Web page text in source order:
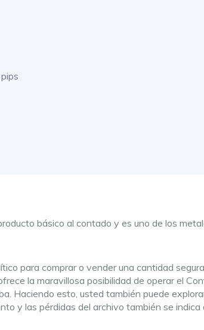
básico al contado y es uno de los
para comprar o vender una cantidad
la maravillosa posibilidad de operar el
Haciendo esto, usted también puede
y las pérdidas del archivo también se indica